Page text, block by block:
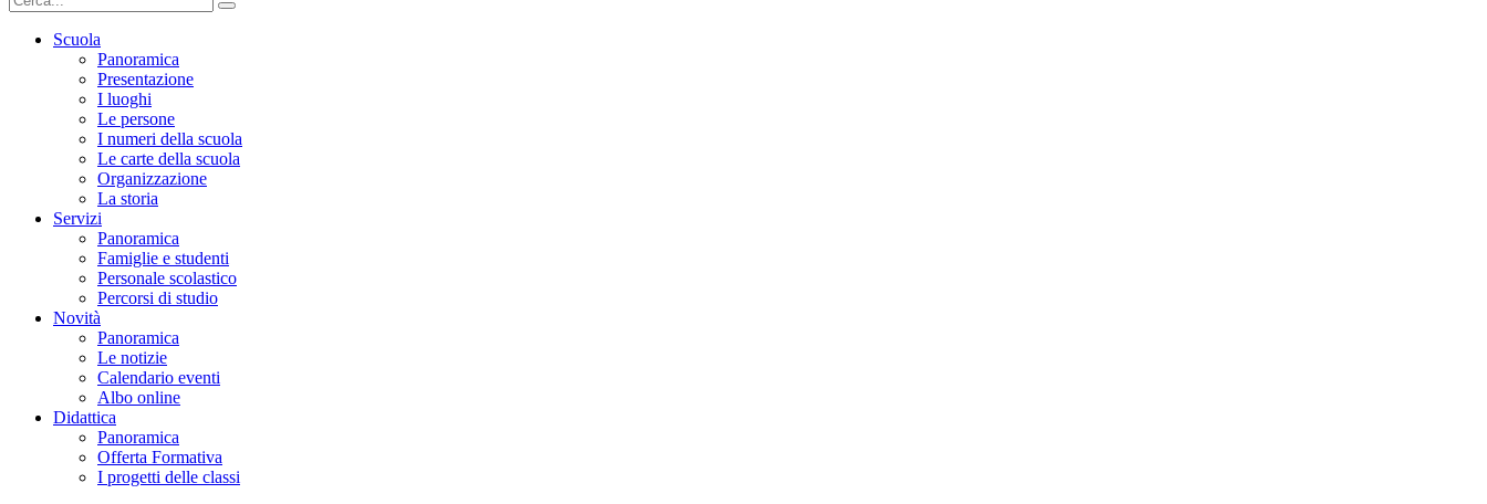
Scuola
Panoramica
Presentazione
I luoghi
Le persone
I numeri della scuola
Le carte della scuola
Organizzazione
La storia
Servizi
Panoramica
Famiglie e studenti
Personale scolastico
Percorsi di studio
Novità
Panoramica
Le notizie
Calendario eventi
Albo online
Didattica
Panoramica
Offerta Formativa
I progetti delle classi